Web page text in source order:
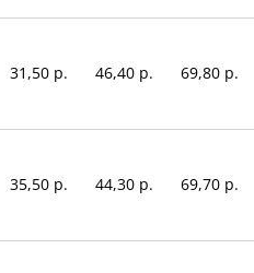
31,50 р. 46,40 р. 69,80 р.
35,50 р. 44,30 р. 69,70 р.